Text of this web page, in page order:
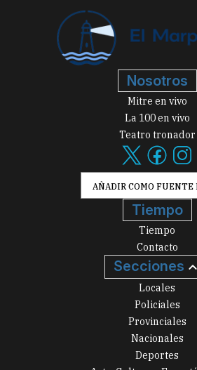
Nosotros
Mitre en vivo
La 100 en vivo
Teatro tronador
AÑADIR COMO FUENTE
Tiempo
Tiempo
Contacto
Secciones
Locales
Policiales
Provinciales
Nacionales
Deportes